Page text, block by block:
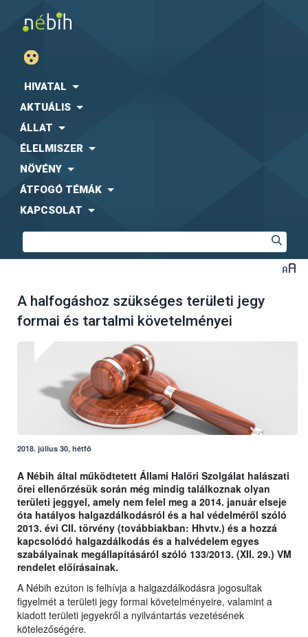
HIVATAL
AKTUÁLIS
ÁLLAT
ÉLELMISZER
NÖVÉNY
ÁTFOGÓ TÉMÁK
KAPCSOLAT
A halfogáshoz szükséges területi jegy
formai és tartalmi követelményei
2018. július 30, hétfő
A Nébih által működtetett Állami Halőri Szolgálat halászati
őrei ellenőrzésük során még mindig találkoznak olyan
területi jeggyel, amely nem felel meg a 2014. január elseje
óta hatályos halgazdálkodásról és a hal védelméről szóló
2013. évi CII. törvény (továbbiakban: Hhvtv.) és a hozzá
kapcsolódó halgazdálkodás és a halvédelem egyes
szabályainak megállapításáról szóló 133/2013. (XII. 29.) VM
rendelet előírásainak.
A Nébih ezúton is felhívja a halgazdálkodásra jogosultak
figyelmét a területi jegy formai követelményeire, valamint a
kiadott területi jegyekről a nyilvántartás vezetésének
kötelezőségére.